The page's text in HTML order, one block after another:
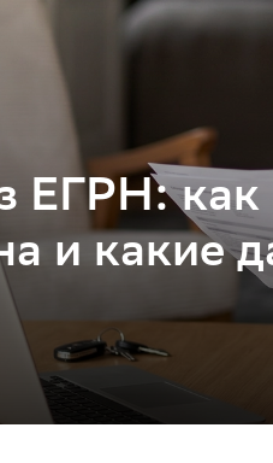
ЕГРН: как
и какие